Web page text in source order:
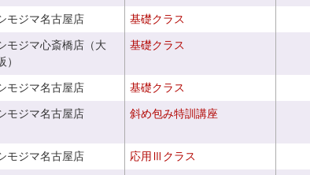
モジマ名古屋店 基礎クラス
モジマ心斎橋店（大
）
基礎クラス
モジマ名古屋店 基礎クラス
モジマ名古屋店 斜め包み特訓講座
モジマ名古屋店 応用Ⅲクラス